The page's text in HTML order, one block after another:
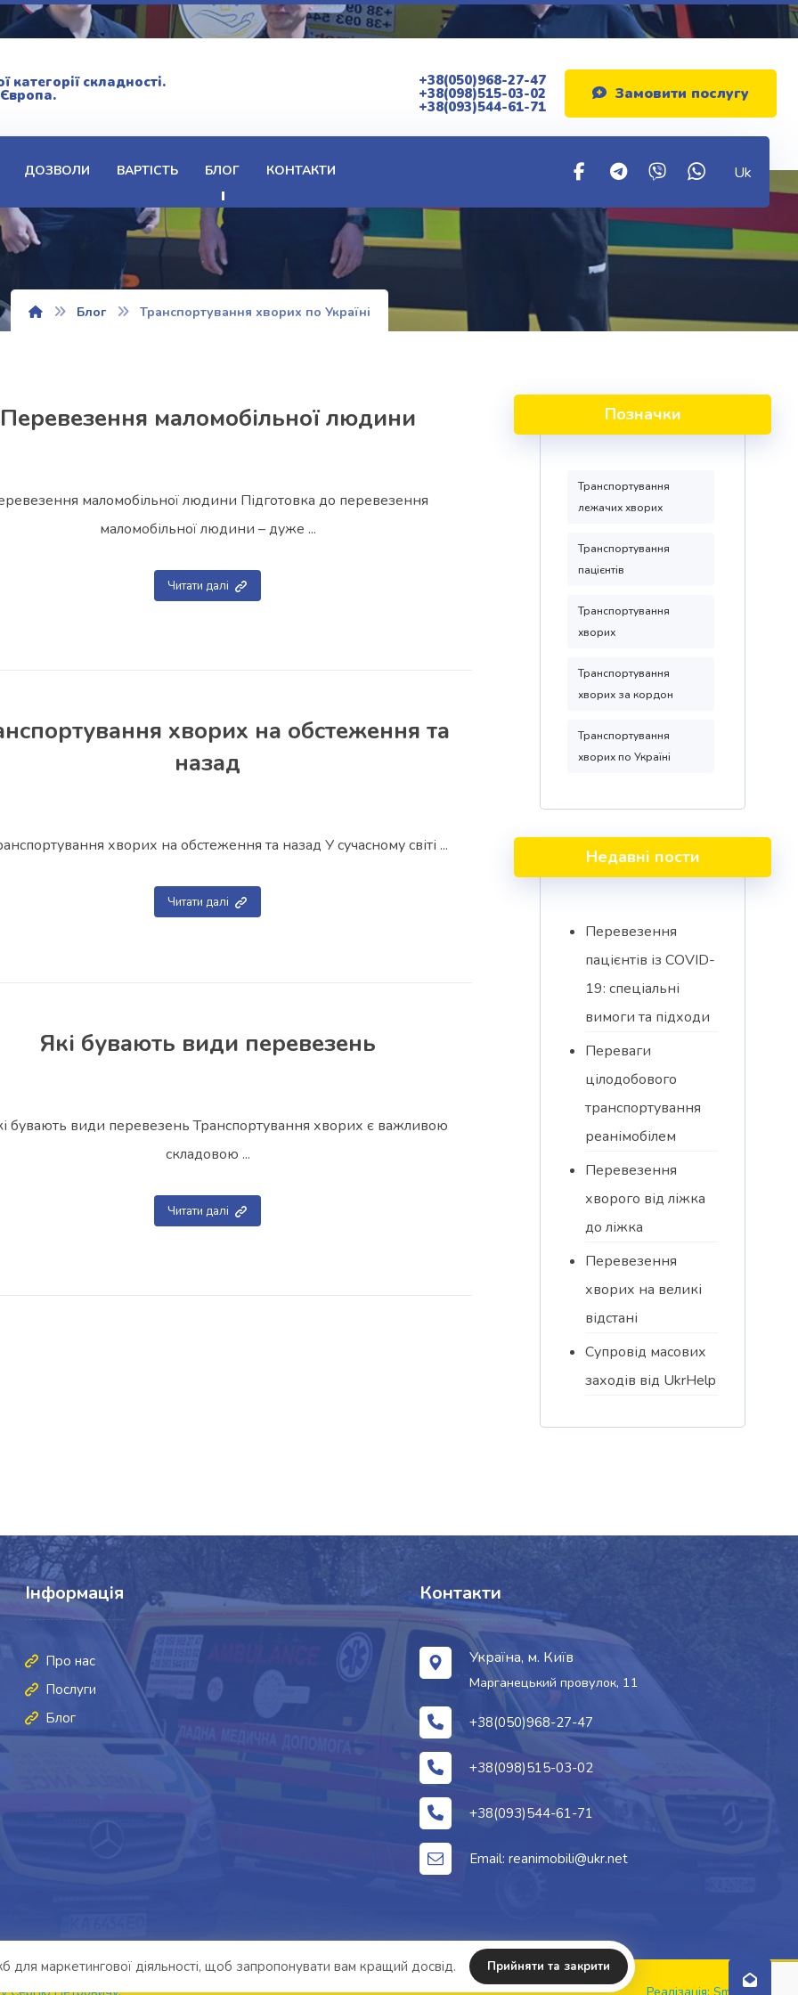
складності.
Замовити послугу
+38(050)968-27-47
+38(098)515-03-02
+38(093)544-61-71
ДОЗВОЛИ ВАРТІСТЬ БЛОГ КОНТАКТИ Uk
Блог Транспортування хворих по Україні
Перевезення маломобільної людини
маломобільної людини Підготовка до перевезення
маломобільної людини – дуже ...
Читати далі
хворих на обстеження та
назад
хворих на обстеження та назад У сучасному світі ...
Читати далі
Які бувають види перевезень
бувають види перевезень Транспортування хворих є важливою
складовою ...
Читати далі
Позначки
Транспортування
лежачих хворих
Транспортування
пацієнтів
Транспортування
хворих
Транспортування
хворих за кордон
Транспортування
хворих по Україні
Недавні пости
Перевезення
пацієнтів із COVID-
19: спеціальні
вимоги та підходи
Переваги
цілодобового
транспортування
реанімобілем
Перевезення
хворого від ліжка
до ліжка
Перевезення
хворих на великі
відстані
Супровід масових
заходів від UkrHelp
Інформація
Про нас
Послуги
Блог
Контакти
Україна, м. Київ
Марганецький провулок, 11
+38(050)968-27-47
+38(098)515-03-02
+38(093)544-61-71
Email: reanimobili@ukr.net
маркетингової діяльності, щоб запропонувати вам кращий досвід. Прийняти та закрити